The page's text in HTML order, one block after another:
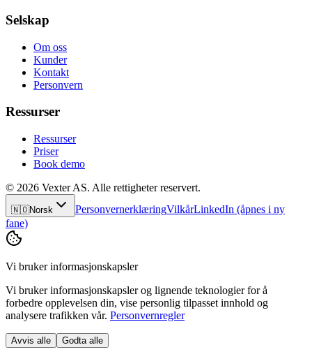
Selskap
Om oss
Kunder
Kontakt
Personvern
Ressurser
Ressurser
Priser
Book demo
© 2026 Vexter AS. Alle rettigheter reservert.
🇳🇴Norsk PersonvernerklæringVilkårLinkedIn (åpnes i ny
fane)
Vi bruker informasjonskapsler
Vi bruker informasjonskapsler og lignende teknologier for å
forbedre opplevelsen din, vise personlig tilpasset innhold og
analysere trafikken vår. Personvernregler
Avvis alle Godta alle